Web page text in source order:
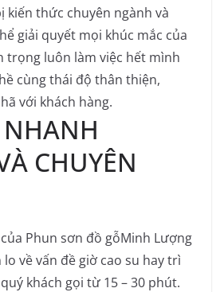
kiến thức chuyên ngành và
giải quyết mọi khúc mắc của
trọng luôn làm việc hết mình
cùng thái độ thân thiện,
với khách hàng.
CHUYÊN
Phun sơn đồ gỗMinh Lượng
về vấn đề giờ cao su hay trì
khách gọi từ 15 – 30 phút.